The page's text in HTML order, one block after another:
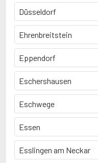
Düsseldorf
Ehrenbreitstein
Eppendorf
Eschershausen
Eschwege
Essen
Esslingen am Neckar